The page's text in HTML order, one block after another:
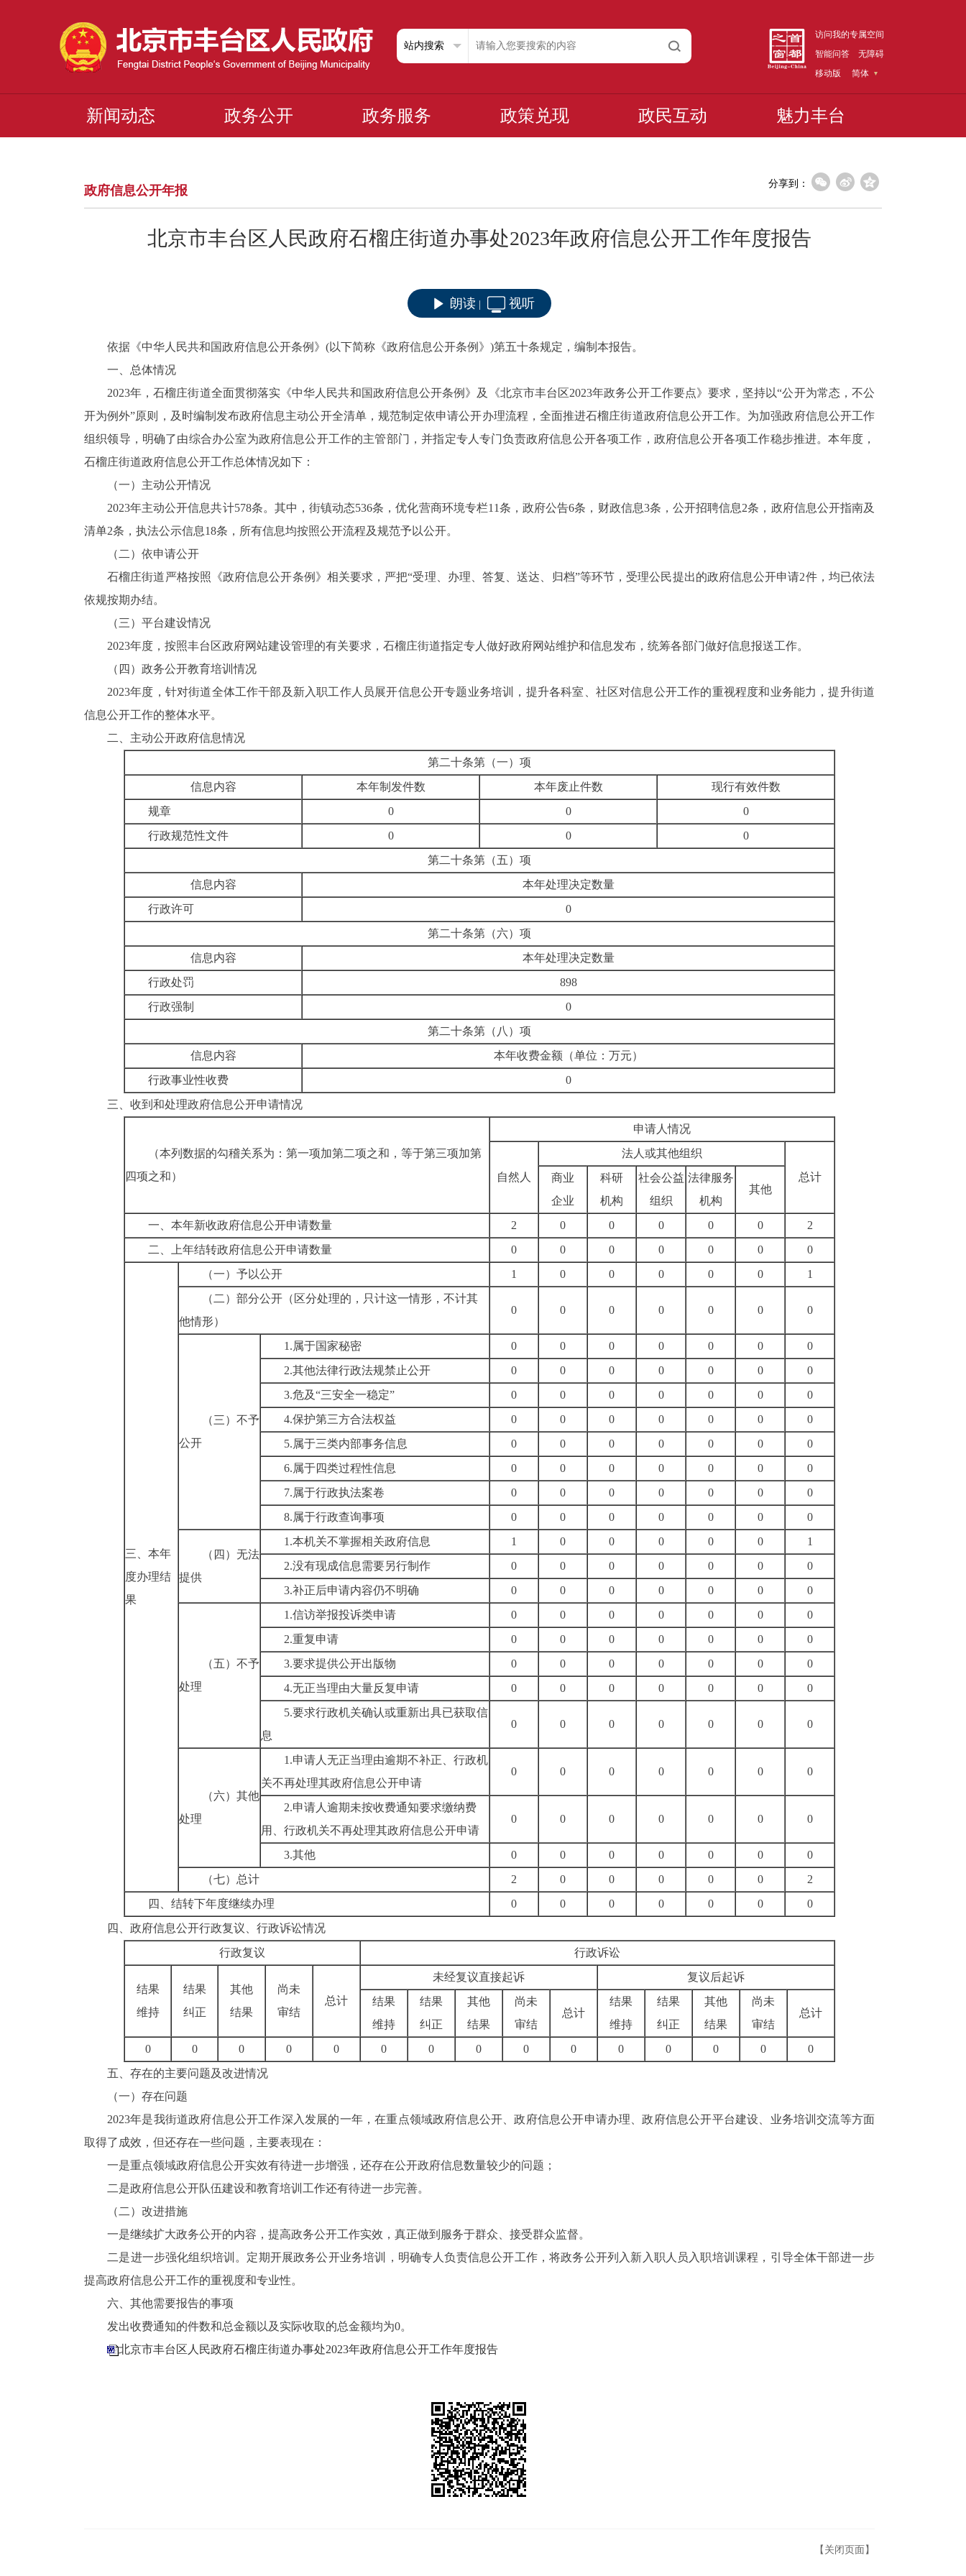
访问我的专属空间
智能问答
无障碍
移动版
简体
新闻动态 政务公开 政务服务 政策兑现 政民互动 魅力丰台
政府信息公开年报 分享到：
北京市丰台区人民政府石榴庄街道办事处2023年政府信息公开工作年度报告
朗读 视听
依据《中华人民共和国政府信息公开条例》(以下简称《政府信息公开条例》)第五十条规定，编制本报告。
一、总体情况
2023年，石榴庄街道全面贯彻落实《中华人民共和国政府信息公开条例》及《北京市丰台区2023年政务公开工作要点》要求，坚持以“公开为常态，不公
开为例外”原则，及时编制发布政府信息主动公开全清单，规范制定依申请公开办理流程，全面推进石榴庄街道政府信息公开工作。为加强政府信息公开工作
组织领导，明确了由综合办公室为政府信息公开工作的主管部门，并指定专人专门负责政府信息公开各项工作，政府信息公开各项工作稳步推进。本年度，
石榴庄街道政府信息公开工作总体情况如下：
（一）主动公开情况
2023年主动公开信息共计578条。其中，街镇动态536条，优化营商环境专栏11条，政府公告6条，财政信息3条，公开招聘信息2条，政府信息公开指南及
清单2条，执法公示信息18条，所有信息均按照公开流程及规范予以公开。
（二）依申请公开
石榴庄街道严格按照《政府信息公开条例》相关要求，严把“受理、办理、答复、送达、归档”等环节，受理公民提出的政府信息公开申请2件，均已依法
依规按期办结。
（三）平台建设情况
2023年度，按照丰台区政府网站建设管理的有关要求，石榴庄街道指定专人做好政府网站维护和信息发布，统筹各部门做好信息报送工作。
（四）政务公开教育培训情况
2023年度，针对街道全体工作干部及新入职工作人员展开信息公开专题业务培训，提升各科室、社区对信息公开工作的重视程度和业务能力，提升街道
信息公开工作的整体水平。
二、主动公开政府信息情况
第二十条第（一）项
信息内容
本年制发件数 本年废止件数 现行有效件数
规章
0 0
0
行政规范性文件
0 0
0
第二十条第（五）项
信息内容
本年处理决定数量
行政许可
0
第二十条第（六）项
信息内容
本年处理决定数量
行政处罚
898
行政强制
0
第二十条第（八）项
信息内容
本年收费金额（单位：万元）
行政事业性收费
0
三、收到和处理政府信息公开申请情况
（本列数据的勾稽关系为：第一项加第二项之和，等于第三项加第
四项之和）
申请人情况
自然人
法人或其他组织
总计
商业
企业
科研
机构
社会公益
组织
法律服务
机构
其他
一、本年新收政府信息公开申请数量 2 0 0 0 0 0
2
二、上年结转政府信息公开申请数量
0 0 0 0 0 0 0
三、本年
度办理结
果
（一）予以公开 1 0 0 0 0 0
1
（二）部分公开 （区分处理的，只计这一情形，不计其
他情形）
0 0 0 0 0 0 0
（三）不予
公开
1.属于国家秘密 0 0 0 0 0 0
0
2.其他法律行政法规禁止公开
0 0 0 0 0 0
0
3.危及“三安全一稳定”
0 0 0 0 0 0
0
4.保护第三方合法权益
0 0 0 0 0 0
0
5.属于三类内部事务信息
0 0 0 0 0 0
0
6.属于四类过程性信息
0 0 0 0 0 0
0
7.属于行政执法案卷
0 0 0 0 0 0
0
8.属于行政查询事项
0 0 0 0 0 0 0
（四）无法
提供
1.本机关不掌握相关政府信息 1 0 0 0 0 0
1
2.没有现成信息需要另行制作
0 0 0 0 0 0
0
3.补正后申请内容仍不明确
0 0 0 0 0 0 0
（五）不予
处理
1.信访举报投诉类申请 0 0 0 0 0 0
0
2.重复申请
0 0 0 0 0 0
0
3.要求提供公开出版物
0 0 0 0 0 0
0
4.无正当理由大量反复申请
0 0 0 0 0 0
0
5.要求行政机关确认或重新出具已获取信
息
0 0 0 0 0 0 0
（六）其他
处理
1.申请人无正当理由逾期不补正、行政机
关不再处理其政府信息公开申请
0 0 0 0 0 0 0
2.申请人逾期未按收费通知要求缴纳费
用、行政机关不再处理其政府信息公开申请
0 0 0 0 0 0 0
3.其他 0 0 0 0 0 0
0
（七）总计
2 0 0 0 0 0
2
四、结转下年度继续办理
0 0 0 0 0 0
0
四、政府信息公开行政复议、行政诉讼情况
行政复议
行政诉讼
结果
维持
结果
纠正
其他
结果
尚未
审结
总计
未经复议直接起诉
复议后起诉
结果
维持
结果
纠正
其他
结果
尚未
审结
总计
结果
维持
结果
纠正
其他
结果
尚未
审结
总计
0 0 0 0 0 0 0 0 0 0 0 0 0 0
0
五、存在的主要问题及改进情况
（一）存在问题
2023年是我街道政府信息公开工作深入发展的一年，在重点领域政府信息公开、政府信息公开申请办理、政府信息公开平台建设、业务培训交流等方面
取得了成效，但还存在一些问题，主要表现在：
一是重点领域政府信息公开实效有待进一步增强，还存在公开政府信息数量较少的问题；
二是政府信息公开队伍建设和教育培训工作还有待进一步完善。
（二）改进措施
一是继续扩大政务公开的内容，提高政务公开工作实效，真正做到服务于群众、接受群众监督。
二是进一步强化组织培训。定期开展政务公开业务培训，明确专人负责信息公开工作，将政务公开列入新入职人员入职培训课程，引导全体干部进一步
提高政府信息公开工作的重视度和专业性。
六、其他需要报告的事项
发出收费通知的件数和总金额以及实际收取的总金额均为0。
北京市丰台区人民政府石榴庄街道办事处2023年政府信息公开工作年度报告
【关闭页面】